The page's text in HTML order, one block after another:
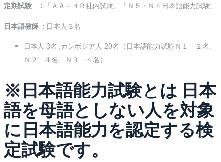
定期試験 : 「ＡＡ－ＨＲ社内試験」「Ｎ５・Ｎ４日本語能力試験」
日本語教師 : 日本人３名
日本人 3名 ,カンボジア人 20名（日本語能力試験Ｎ１ ２名、
Ｎ２ ４名、Ｎ３ ４名）
※日本語能力試験とは 日本
語を母語としない人を対象
に日本語能力を認定する検
定試験です。